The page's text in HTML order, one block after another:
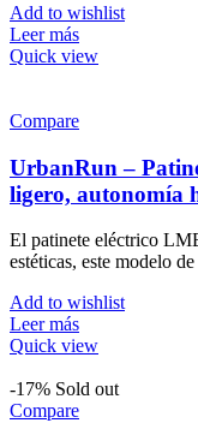
Add to wishlist
Leer más
Quick view
Compare
UrbanRun –
ligero, autonomía
El patinete eléctrico
estéticas, este modelo
Add to wishlist
Leer más
Quick view
-17% Sold out
Compare